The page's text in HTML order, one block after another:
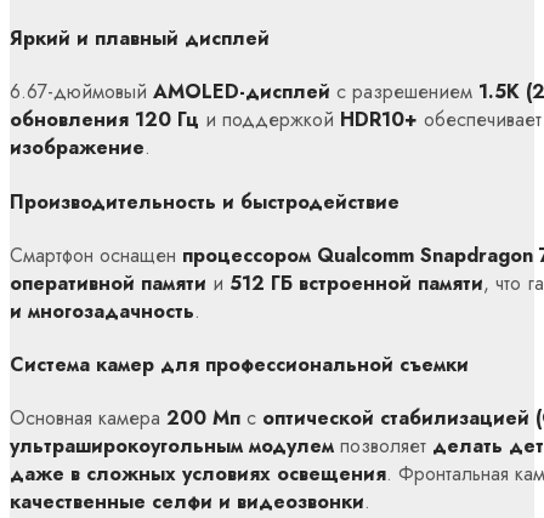
Яркий и плавный дисплей
6.67-дюймовый AMOLED-дисплей с разрешением 1.5K
обновления 120 Гц и поддержкой HDR10+
изображение.
Производительность и быстродействие
Смартфон оснащен процессором Qualcomm Snapdragon
оперативной памяти и 512 ГБ встроенной памяти, что
и многозадачность.
Система камер для профессиональной съемки
Основная камера 200 Мп с оптической стабилизацией
ультраширокоугольным модулем позволяет делать
даже в сложных условиях освещения. Фронтальная
качественные селфи и видеозвонки.